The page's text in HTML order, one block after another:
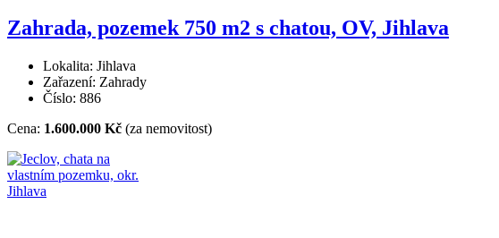
Zahrada, pozemek 750 m2 s chatou, OV, Jihlava
Lokalita: Jihlava
Zařazení: Zahrady
Číslo: 886
Cena: 1.600.000 Kč (za nemovitost)